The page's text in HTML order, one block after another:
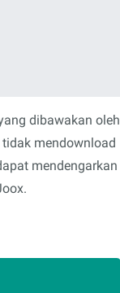
dibawakan oleh
mendownload
mendengarkan